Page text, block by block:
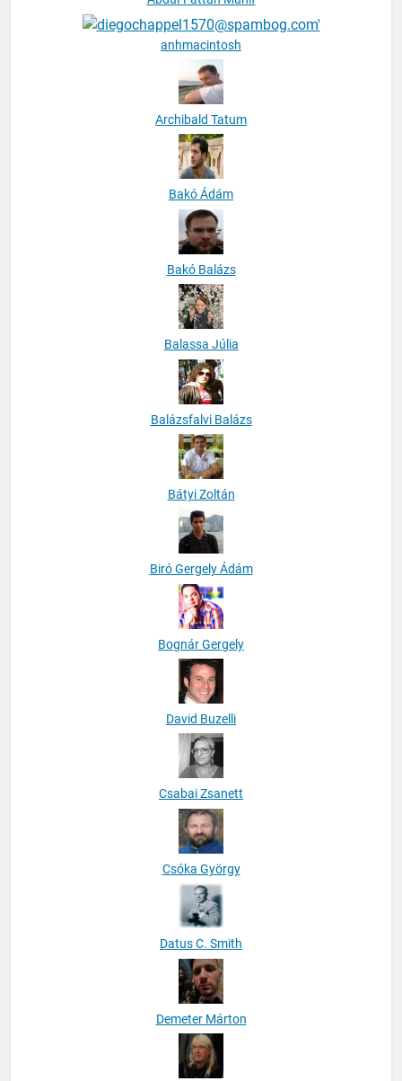
anhmacintosh
Archibald Tatum
Bakó Ádám
Bakó Balázs
Balassa Júlia
Balázsfalvi Balázs
Bátyi Zoltán
Biró Gergely Ádám
Bognár Gergely
David Buzelli
Csabai Zsanett
Csóka György
Datus C. Smith
Demeter Márton